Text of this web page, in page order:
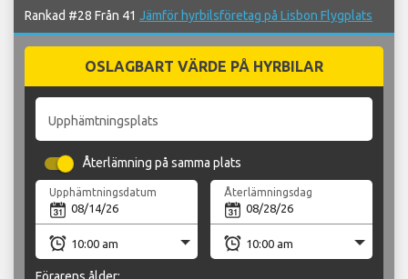
Rankad #28 Från 41 Jämför hyrbilsföretag på Lisbon Flygplats
OSLAGBART VÄRDE PÅ HYRBILAR
Upphämtningsplats
Återlämning på samma plats
Upphämtningsdatum Återlämningsdag